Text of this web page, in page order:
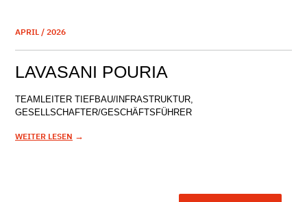
APRIL / 2026
LAVASANI POURIA
TEAMLEITER TIEFBAU/INFRASTRUKTUR,
GESELLSCHAFTER/GESCHÄFTSFÜHRER
WEITER LESEN →